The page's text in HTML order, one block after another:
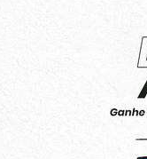
de estrelas, nada
Neymar e